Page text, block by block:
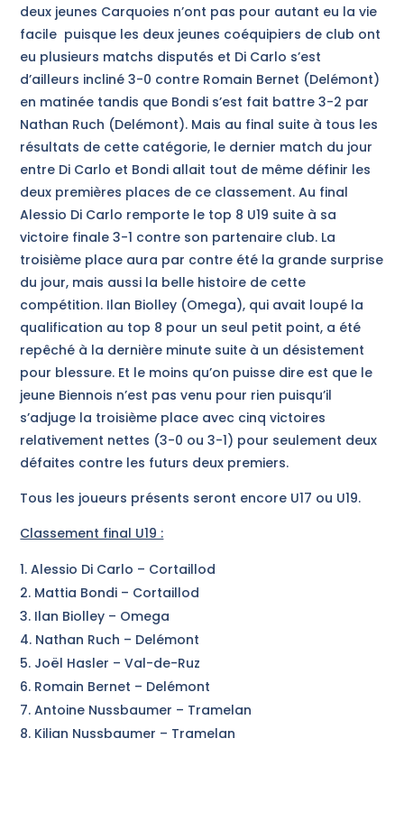
deux jeunes Carquoies n’ont pas pour autant eu la vie
facile puisque les deux jeunes coéquipiers de club ont
eu plusieurs matchs disputés et Di Carlo s’est
d’ailleurs incliné 3-0 contre Romain Bernet (Delémont)
en matinée tandis que Bondi s’est fait battre 3-2 par
Nathan Ruch (Delémont). Mais au final suite à tous les
résultats de cette catégorie, le dernier match du jour
entre Di Carlo et Bondi allait tout de même définir les
deux premières places de ce classement. Au final
Alessio Di Carlo remporte le top 8 U19 suite à sa
victoire finale 3-1 contre son partenaire club. La
troisième place aura par contre été la grande surprise
du jour, mais aussi la belle histoire de cette
compétition. Ilan Biolley (Omega), qui avait loupé la
qualification au top 8 pour un seul petit point, a été
repêché à la dernière minute suite à un désistement
pour blessure. Et le moins qu’on puisse dire est que le
jeune Biennois n’est pas venu pour rien puisqu’il
s’adjuge la troisième place avec cinq victoires
relativement nettes (3-0 ou 3-1) pour seulement deux
défaites contre les futurs deux premiers.
Tous les joueurs présents seront encore U17 ou U19.
Classement final U19 :
Alessio Di Carlo – Cortaillod
Mattia Bondi – Cortaillod
Ilan Biolley – Omega
Nathan Ruch – Delémont
Joël Hasler – Val-de-Ruz
Romain Bernet – Delémont
Antoine Nussbaumer – Tramelan
Kilian Nussbaumer – Tramelan